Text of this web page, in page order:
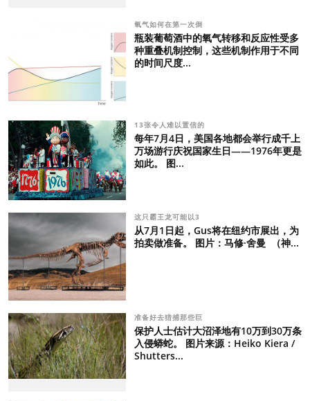
氧气如何在第一次倒
瓶装葡萄酒中的氧气转移和反应性受多
种重叠机制控制，这些机制作用于不同
的时间尺度...
13张令人难以置信的
每年7月4日，美国各地都会举行成千上
万场游行庆祝国家生日——1976年更是
如此。 图...
这只霸王龙可能以3
从7月1日起，Gus将在纽约市展出，为
拍卖做准备。 图片：马修·舍曼 （神...
准备好去猎捕那些巨
保护人士估计大沼泽地有10万到30万条
入侵蟒蛇。 图片来源：Heiko Kiera /
Shutters...